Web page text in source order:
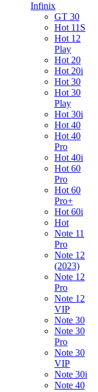
Infinix
GT 30
Hot 11S
Hot 12
Play
Hot 20
Hot 20i
Hot 30
Hot 30
Play
Hot 30i
Hot 40
Hot 40
Pro
Hot 40i
Hot 60
Pro
Hot 60
Pro+
Hot 60i
Hot
Note 11
Pro
Note 12
(2023)
Note 12
Pro
Note 12
VIP
Note 30
Note 30
Pro
Note 30
VIP
Note 30i
Note 40